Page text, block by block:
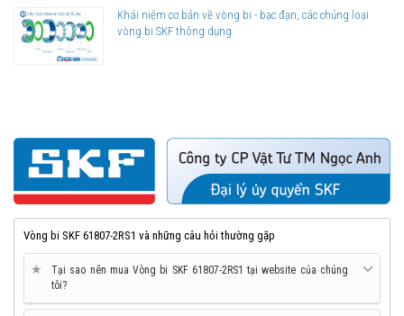
Khái niệm cơ bản về vòng bi - bạc đạn, các chủng loại
vòng bi SKF thông dụng
Vòng bi SKF 61807-2RS1 và những câu hỏi thường gặp
★
Tại sao nên mua Vòng bi SKF 61807-2RS1 tại website của chúng
tôi?